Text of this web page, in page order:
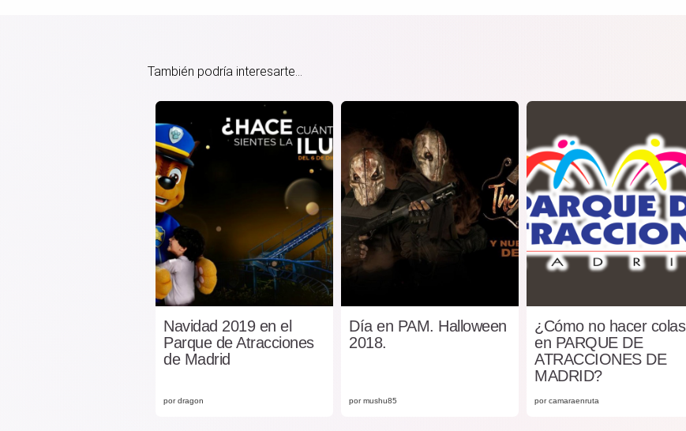
También podría interesarte...
Navidad 2019 en el
Parque de Atracciones
de Madrid
por dragon
Día en PAM. Halloween
2018.
por mushu85
¿Cómo no hacer colas
en PARQUE DE
ATRACCIONES DE
MADRID?
por camaraenruta